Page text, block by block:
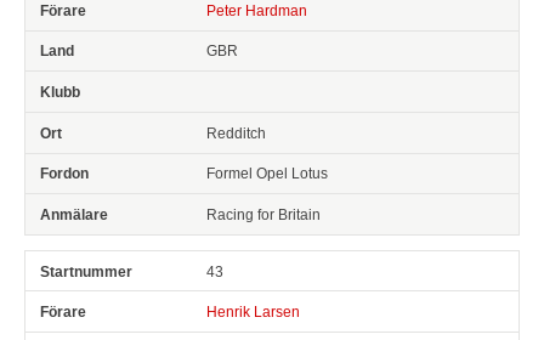
Peter Hardman
GBR
Redditch
Formel Opel Lotus
Racing for Britain
43
Henrik Larsen